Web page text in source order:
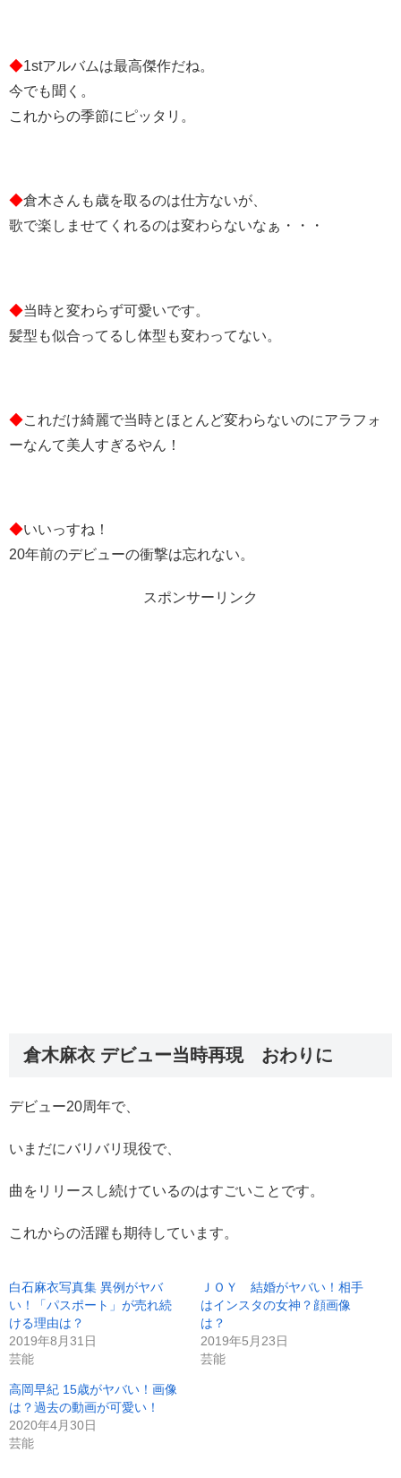
◆1stアルバムは最高傑作だね。
今でも聞く。
これからの季節にピッタリ。
◆倉木さんも歳を取るのは仕方ないが、
歌で楽しませてくれるのは変わらないなぁ・・・
◆当時と変わらず可愛いです。
髪型も似合ってるし体型も変わってない。
◆これだけ綺麗で当時とほとんど変わらないのにアラフォ
ーなんて美人すぎるやん！
◆いいっすね！
20年前のデビューの衝撃は忘れない。
スポンサーリンク
倉木麻衣 デビュー当時再現 おわりに
デビュー20周年で、
いまだにバリバリ現役で、
曲をリリースし続けているのはすごいことです。
これからの活躍も期待しています。
白石麻衣写真集 異例がヤバ
い！「パスポート」が売れ続
ける理由は？
2019年8月31日
芸能
ＪＯＹ 結婚がヤバい！相手
はインスタの女神？顔画像
は？
2019年5月23日
芸能
高岡早紀 15歳がヤバい！画像
は？過去の動画が可愛い！
2020年4月30日
芸能